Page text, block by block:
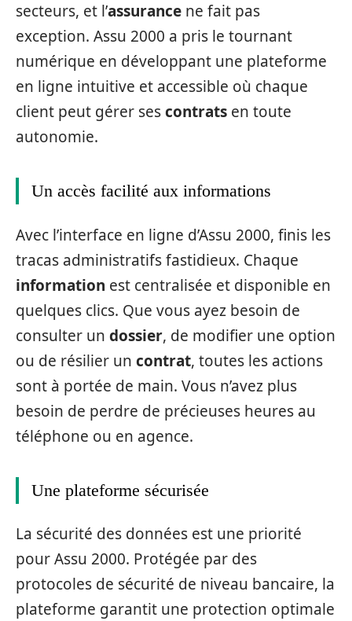
secteurs, et l’assurance ne fait pas
exception. Assu 2000 a pris le tournant
numérique en développant une plateforme
en ligne intuitive et accessible où chaque
client peut gérer sescontrats en toute
autonomie.
Un accès facilité aux informations
Avec l’interface en ligne d’Assu 2000, finis les
tracas administratifs fastidieux. Chaque
information est centralisée et disponible en
quelques clics. Que vous ayez besoin de
consulter un dossier, de modifier une option
ou de résilier un contrat, toutes les actions
sont à portée de main. Vous n’avez plus
besoin de perdre de précieuses heures au
téléphone ou en agence.
Une plateforme sécurisée
La sécurité des données est une priorité
pour Assu 2000. Protégée par des
protocoles de sécurité de niveau bancaire, la
plateforme garantit une protection optimale